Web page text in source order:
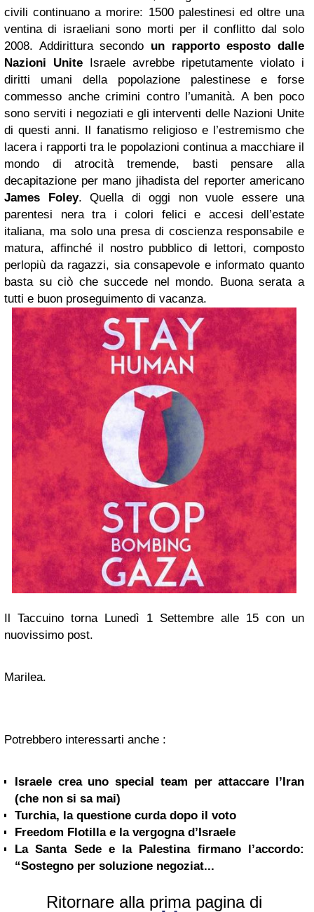
civili continuano a morire: 1500 palestinesi ed oltre una
ventina di israeliani sono morti per il conflitto dal solo
2008. Addirittura secondo un rapporto esposto dalle
Nazioni Unite Israele avrebbe ripetutamente violato i
diritti umani della popolazione palestinese e forse
commesso anche crimini contro l’umanità. A ben poco
sono serviti i negoziati e gli interventi delle Nazioni Unite
di questi anni. Il fanatismo religioso e l’estremismo che
lacera i rapporti tra le popolazioni continua a macchiare il
mondo di atrocità tremende, basti pensare alla
decapitazione per mano jihadista del reporter americano
James Foley. Quella di oggi non vuole essere una
parentesi nera tra i colori felici e accesi dell’estate
italiana, ma solo una presa di coscienza responsabile e
matura, affinché il nostro pubblico di lettori, composto
perlopiù da ragazzi, sia consapevole e informato quanto
basta su ciò che succede nel mondo. Buona serata a
tutti e buon proseguimento di vacanza.
Il Taccuino torna Lunedì 1 Settembre alle 15 con un
nuovissimo post.
Marilea.
Potrebbero interessarti anche :
Israele crea uno special team per attaccare l’Iran
(che non si sa mai)
Turchia, la questione curda dopo il voto
Freedom Flotilla e la vergogna d’Israele
La Santa Sede e la Palestina firmano l’accordo:
“Sostegno per soluzione negoziat...
Ritornare alla prima pagina di